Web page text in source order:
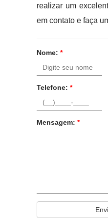
realizar um
em contato e faça
Nome: *
Telefone: *
Mensagem: *